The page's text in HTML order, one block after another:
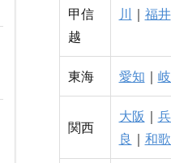
甲信
越
川 ｜ 福井
東海 愛知 ｜
関西
大阪 ｜
良 ｜ 和